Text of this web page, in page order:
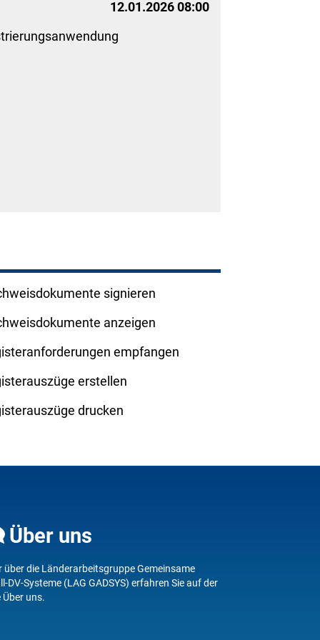
12.01.2026 08:00
signieren
anzeigen
empfangen
erstellen
drucken
Über uns
über die Länderarbeitsgruppe Gemeinsame
DV-Systeme (LAG GADSYS) erfahren Sie auf der
Über uns.